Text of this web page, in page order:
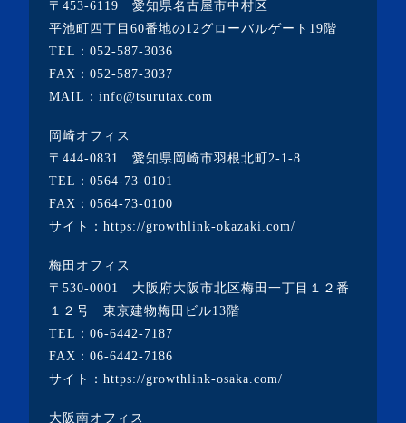
・2023年1月(1記事)
・2022年12月(2記事)
・2022年9月(1記事)
・2022年8月(1記事)
・2022年7月(2記事)
・2022年5月(1記事)
・2022年4月(2記事)
・2022年3月(3記事)
〒453-6119 愛知県名古屋市中村区
平池町四丁目60番地の12グローバルゲート19階
TEL： 052-587-3036
FAX：052-587-3037
MAIL：info@tsurutax.com
岡崎オフィス
〒444-0831 愛知県岡崎市羽根北町2-1-8
TEL： 0564-73-0101
FAX：0564-73-0100
サイト： https://growthlink-okazaki.com/
梅田オフィス
〒530-0001 大阪府大阪市北区梅田一丁目１２番
１２号 東京建物梅田ビル13階
TEL： 06-6442-7187
FAX：06-6442-7186
サイト： https://growthlink-osaka.com/
大阪南オフィス